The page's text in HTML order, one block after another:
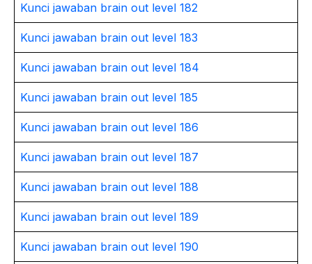
Kunci jawaban brain out level 182
Kunci jawaban brain out level 183
Kunci jawaban brain out level 184
Kunci jawaban brain out level 185
Kunci jawaban brain out level 186
Kunci jawaban brain out level 187
Kunci jawaban brain out level 188
Kunci jawaban brain out level 189
Kunci jawaban brain out level 190